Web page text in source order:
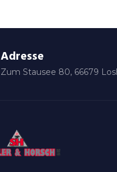
Adresse
Zum Stausee 80, 66679